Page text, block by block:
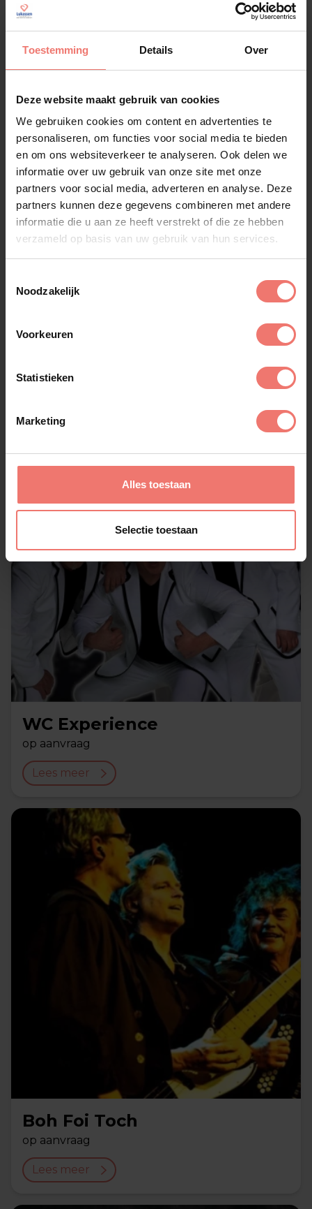
Toestemming Details Over
Deze website maakt gebruik van cookies
We gebruiken cookies om content en advertenties te
personaliseren, om functies voor social media te bieden
en om ons websiteverkeer te analyseren. Ook delen we
informatie over uw gebruik van onze site met onze
partners voor social media, adverteren en analyse. Deze
partners kunnen deze gegevens combineren met andere
informatie die u aan ze heeft verstrekt of die ze hebben
verzameld op basis van uw gebruik van hun services.
Noodzakelijk
Voorkeuren
Statistieken
Marketing
Alles toestaan
Selectie toestaan
Bokkers
Lees meer
WC Experience
op aanvraag
Lees meer
Boh Foi Toch
op aanvraag
Lees meer